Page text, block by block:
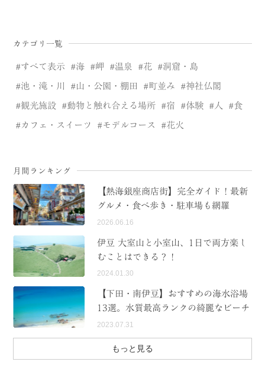
カテゴリ一覧
すべて表示 海 岬 温泉 花 洞窟・島
池・滝・川 山・公園・棚田 町並み 神社仏閣
観光施設 動物と触れ合える場所 宿 体験 人 食
カフェ・スイーツ モデルコース 花火
月間ランキング
【熱海銀座商店街】完全ガイド！最新
グルメ・食べ歩き・駐車場も網羅
2026.06.16
伊豆 大室山と小室山、1日で両方楽し
むことはできる？！
2024.01.30
【下田・南伊豆】おすすめの海水浴場
13選。水質最高ランクの綺麗なビーチ
2023.07.31
もっと見る